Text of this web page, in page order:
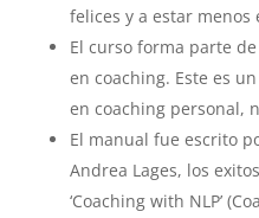
felices y a estar menos
El curso forma parte
en coaching. Este es
en coaching personal,
El manual fue escrito
Andrea Lages, los
‘Coaching with NLP’